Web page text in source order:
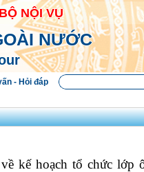
BỘ NỘI VỤ
NƯỚC
- Hỏi đáp
kế hoạch tổ chức lớp